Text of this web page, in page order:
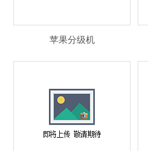
苹果分级机